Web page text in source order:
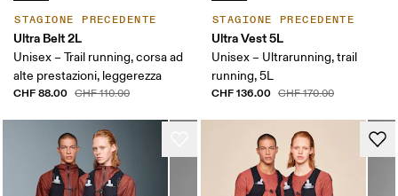
STAGIONE PRECEDENTE
Ultra Belt 2L
Unisex – Trail running, corsa ad
alte prestazioni, leggerezza
CHF 88.00 CHF 110.00
STAGIONE PRECEDENTE
Ultra Vest 5L
Unisex – Ultrarunning, trail
running, 5L
CHF 136.00 CHF 170.00